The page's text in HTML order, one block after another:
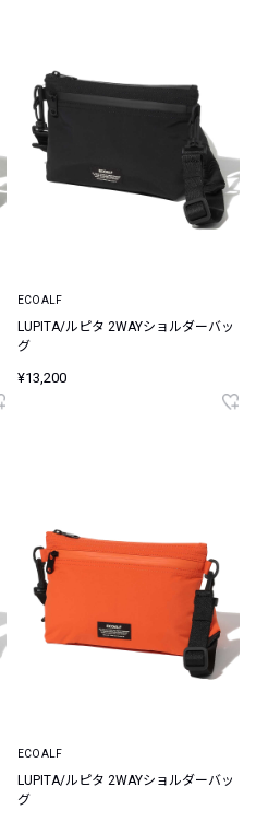
ECOALF
LUPITA/ルピタ 2WAYショルダーバッ
グ
¥13,200
ECOALF
LUPITA/ルピタ 2WAYショルダーバッ
グ